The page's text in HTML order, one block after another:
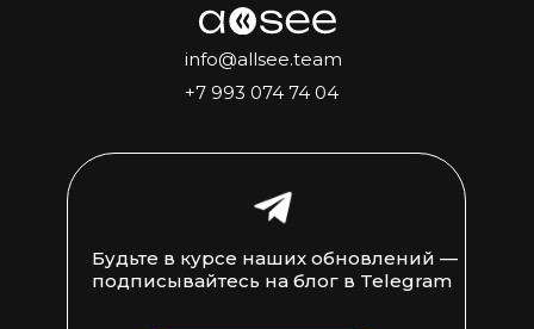
+7 993 074 74 04
Будьте в курсе наших обновлений —
подписывайтесь на блог в Telegram
info@allsee.team